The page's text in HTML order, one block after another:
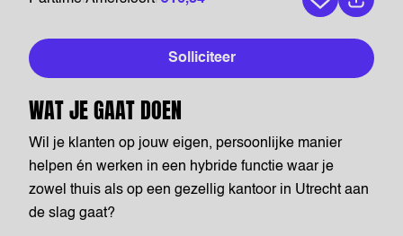
Bewaar
Solliciteer
WAT JE GAAT DOEN
Wil je klanten op jouw eigen, persoonlijke manier
helpen én werken in een hybride functie waar je
zowel thuis als op een gezellig kantoor in Utrecht aan
de slag gaat?